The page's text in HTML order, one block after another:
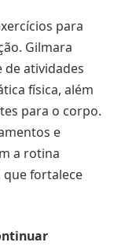
para
Gilmara
de atividades
física, além
para o corpo.
e
a rotina
fortalece